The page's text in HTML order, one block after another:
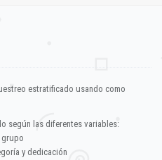
estratificado usando como
según las diferentes variables:
grupo
y dedicación